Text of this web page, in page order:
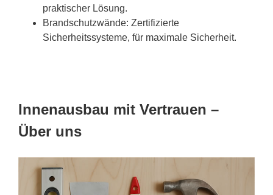
praktischer Lösung.
Brandschutzwände: Zertifizierte
Sicherheitssysteme, für maximale Sicherheit.
Innenausbau mit Vertrauen –
Über uns